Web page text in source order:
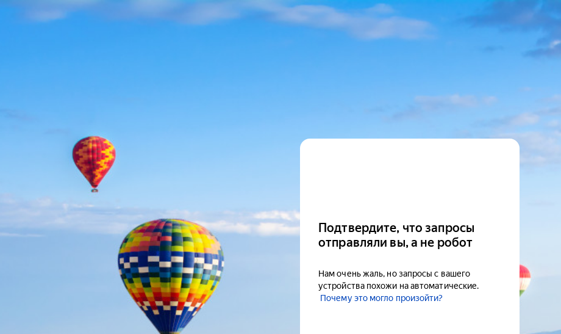
Подтвердите, что запросы
отправляли вы, а не робот
Нам очень жаль, но запросы с вашего
устройства похожи на автоматические.
Почему это могло произойти?